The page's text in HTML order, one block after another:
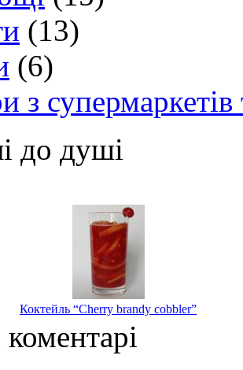
(13)
(6)
з супермаркетів
до душі
Коктейль “Cherry brandy cobbler”